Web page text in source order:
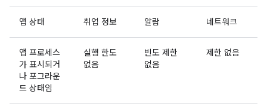
앱 상태 취업 정보 알람 네트워크
앱 프로세스
가 표시되거
나 포그라운
드 상태임
실행 한도
없음
빈도 제한
없음
제한 없음